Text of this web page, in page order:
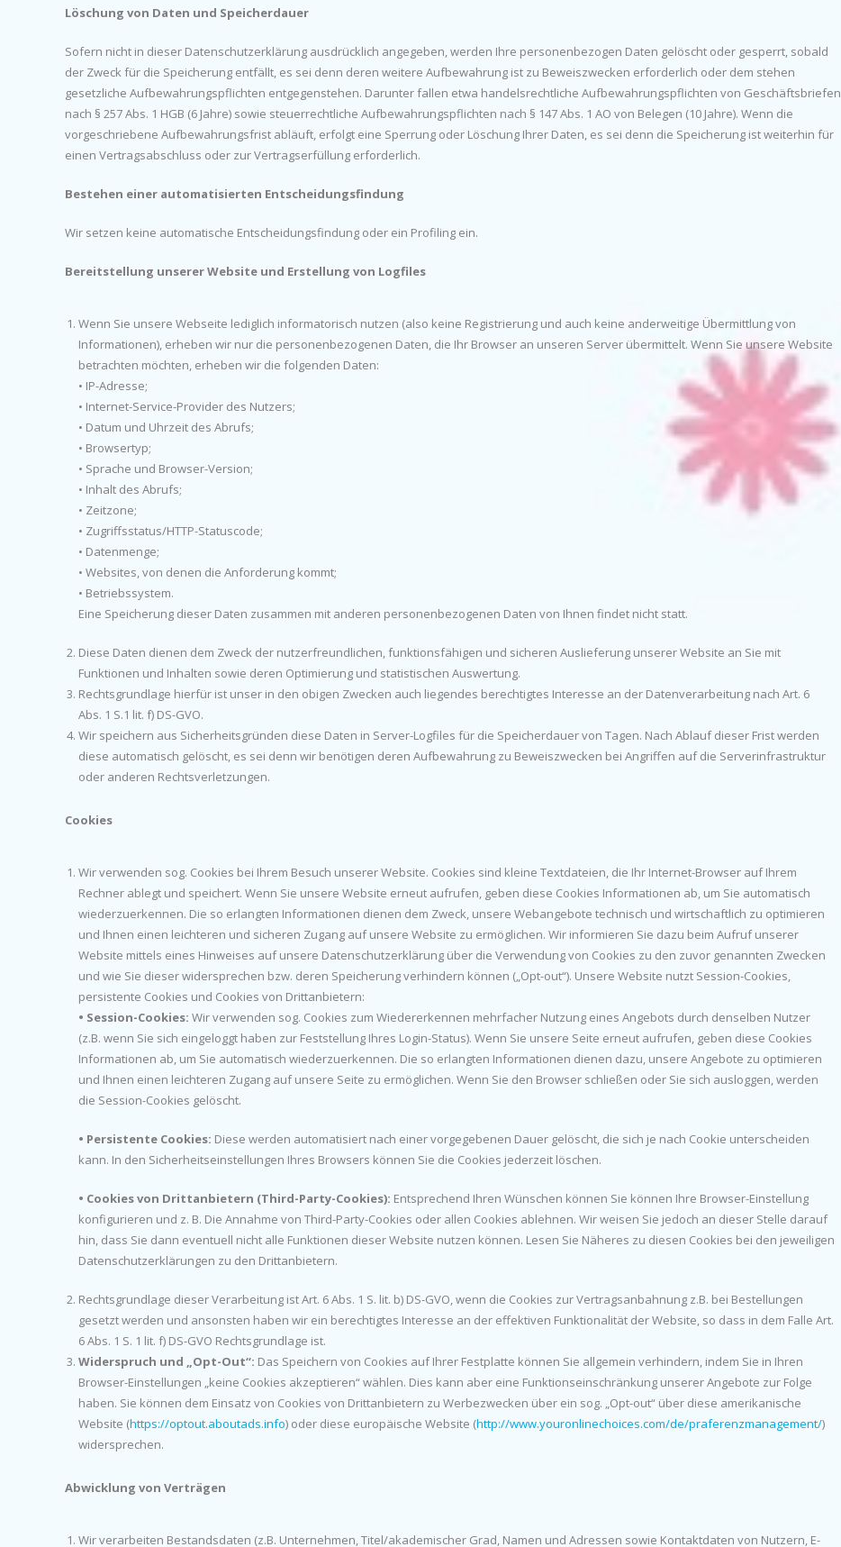
Löschung von Daten und Speicherdauer
Sofern nicht in dieser Datenschutzerklärung ausdrücklich angegeben, werden Ihre personenbezogen Daten gelöscht oder gesperrt, sobald
der Zweck für die Speicherung entfällt, es sei denn deren weitere Aufbewahrung ist zu Beweiszwecken erforderlich oder dem stehen
gesetzliche Aufbewahrungspflichten entgegenstehen. Darunter fallen etwa handelsrechtliche Aufbewahrungspflichten von Geschäftsbriefen
nach § 257 Abs. 1 HGB (6 Jahre) sowie steuerrechtliche Aufbewahrungspflichten nach § 147 Abs. 1 AO von Belegen (10 Jahre). Wenn die
vorgeschriebene Aufbewahrungsfrist abläuft, erfolgt eine Sperrung oder Löschung Ihrer Daten, es sei denn die Speicherung ist weiterhin für
einen Vertragsabschluss oder zur Vertragserfüllung erforderlich.
Bestehen einer automatisierten Entscheidungsfindung
Wir setzen keine automatische Entscheidungsfindung oder ein Profiling ein.
Bereitstellung unserer Website und Erstellung von Logfiles
Wenn Sie unsere Webseite lediglich informatorisch nutzen (also keine Registrierung und auch keine anderweitige Übermittlung von
Informationen), erheben wir nur die personenbezogenen Daten, die Ihr Browser an unseren Server übermittelt. Wenn Sie unsere Website
betrachten möchten, erheben wir die folgenden Daten:
• IP-Adresse;
• Internet-Service-Provider des Nutzers;
• Datum und Uhrzeit des Abrufs;
• Browsertyp;
• Sprache und Browser-Version;
• Inhalt des Abrufs;
• Zeitzone;
• Zugriffsstatus/HTTP-Statuscode;
• Datenmenge;
• Websites, von denen die Anforderung kommt;
• Betriebssystem.
Eine Speicherung dieser Daten zusammen mit anderen personenbezogenen Daten von Ihnen findet nicht statt.
Diese Daten dienen dem Zweck der nutzerfreundlichen, funktionsfähigen und sicheren Auslieferung unserer Website an Sie mit
Funktionen und Inhalten sowie deren Optimierung und statistischen Auswertung.
Rechtsgrundlage hierfür ist unser in den obigen Zwecken auch liegendes berechtigtes Interesse an der Datenverarbeitung nach Art. 6
Abs. 1 S.1 lit. f) DS-GVO.
Wir speichern aus Sicherheitsgründen diese Daten in Server-Logfiles für die Speicherdauer von Tagen. Nach Ablauf dieser Frist werden
diese automatisch gelöscht, es sei denn wir benötigen deren Aufbewahrung zu Beweiszwecken bei Angriffen auf die Serverinfrastruktur
oder anderen Rechtsverletzungen.
Cookies
Wir verwenden sog. Cookies bei Ihrem Besuch unserer Website. Cookies sind kleine Textdateien, die Ihr Internet-Browser auf Ihrem
Rechner ablegt und speichert. Wenn Sie unsere Website erneut aufrufen, geben diese Cookies Informationen ab, um Sie automatisch
wiederzuerkennen. Die so erlangten Informationen dienen dem Zweck, unsere Webangebote technisch und wirtschaftlich zu optimieren
und Ihnen einen leichteren und sicheren Zugang auf unsere Website zu ermöglichen. Wir informieren Sie dazu beim Aufruf unserer
Website mittels eines Hinweises auf unsere Datenschutzerklärung über die Verwendung von Cookies zu den zuvor genannten Zwecken
und wie Sie dieser widersprechen bzw. deren Speicherung verhindern können („Opt-out“). Unsere Website nutzt Session-Cookies,
persistente Cookies und Cookies von Drittanbietern:
• Session-Cookies: Wir verwenden sog. Cookies zum Wiedererkennen mehrfacher Nutzung eines Angebots durch denselben Nutzer
(z.B. wenn Sie sich eingeloggt haben zur Feststellung Ihres Login-Status). Wenn Sie unsere Seite erneut aufrufen, geben diese Cookies
Informationen ab, um Sie automatisch wiederzuerkennen. Die so erlangten Informationen dienen dazu, unsere Angebote zu optimieren
und Ihnen einen leichteren Zugang auf unsere Seite zu ermöglichen. Wenn Sie den Browser schließen oder Sie sich ausloggen, werden
die Session-Cookies gelöscht.
• Persistente Cookies: Diese werden automatisiert nach einer vorgegebenen Dauer gelöscht, die sich je nach Cookie unterscheiden
kann. In den Sicherheitseinstellungen Ihres Browsers können Sie die Cookies jederzeit löschen.
• Cookies von Drittanbietern (Third-Party-Cookies): Entsprechend Ihren Wünschen können Sie können Ihre Browser-Einstellung
konfigurieren und z. B. Die Annahme von Third-Party-Cookies oder allen Cookies ablehnen. Wir weisen Sie jedoch an dieser Stelle darauf
hin, dass Sie dann eventuell nicht alle Funktionen dieser Website nutzen können. Lesen Sie Näheres zu diesen Cookies bei den jeweiligen
Datenschutzerklärungen zu den Drittanbietern.
Rechtsgrundlage dieser Verarbeitung ist Art. 6 Abs. 1 S. lit. b) DS-GVO, wenn die Cookies zur Vertragsanbahnung z.B. bei Bestellungen
gesetzt werden und ansonsten haben wir ein berechtigtes Interesse an der effektiven Funktionalität der Website, so dass in dem Falle Art.
6 Abs. 1 S. 1 lit. f) DS-GVO Rechtsgrundlage ist.
Widerspruch und „Opt-Out“: Das Speichern von Cookies auf Ihrer Festplatte können Sie allgemein verhindern, indem Sie in Ihren
Browser-Einstellungen „keine Cookies akzeptieren“ wählen. Dies kann aber eine Funktionseinschränkung unserer Angebote zur Folge
haben. Sie können dem Einsatz von Cookies von Drittanbietern zu Werbezwecken über ein sog. „Opt-out“ über diese amerikanische
Website (https://optout.aboutads.info) oder diese europäische Website (http://www.youronlinechoices.com/de/praferenzmanagement/)
widersprechen.
Abwicklung von Verträgen
Wir verarbeiten Bestandsdaten (z.B. Unternehmen, Titel/akademischer Grad, Namen und Adressen sowie Kontaktdaten von Nutzern, E-